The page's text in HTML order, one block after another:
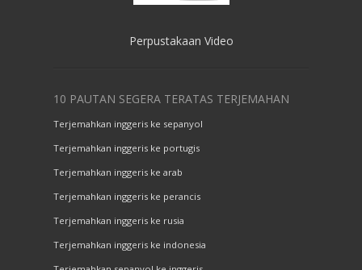
Perpustakaan Video
10 PAUTAN SEGERA TERATAS TERJEMAHAN
Terjemahkan inggeris ke sepanyol
Terjemahkan inggeris ke portugis
Terjemahkan inggeris ke arab
Terjemahkan inggeris ke perancis
Terjemahkan inggeris ke rusia
Terjemahkan inggeris ke indonesia